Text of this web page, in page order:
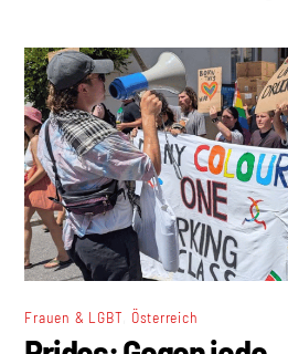
Frauen & LGBT Österreich